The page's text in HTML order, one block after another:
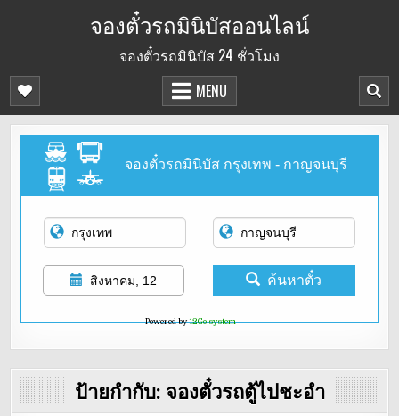
จองตั๋วรถมินิบัสออนไลน์
จองตั๋วรถมินิบัส 24 ชั่วโมง
MENU
จองตั๋วรถมินิบัส กรุงเทพ - กาญจนบุรี
สิงหาคม, 12 ค้นหาตั๋ว
Powered by12Go system
ป้ายกำกับ: จองตั๋วรถตู้ไปชะอำ